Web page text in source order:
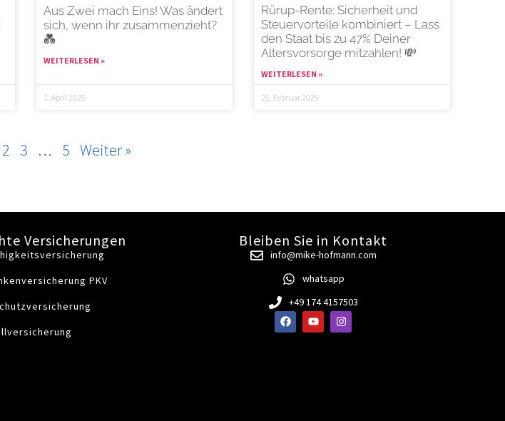
Aus Zwei mach Eins! Was ändert
sich, wenn ihr zusammenzieht?
💑
WEITERLESEN »
1. April 2025
Rürup-Rente: Sicherheit und
Steuervorteile kombiniert – Lass
den Staat bis zu 47% Deiner
Altersvorsorge mitzahlen! 💸
WEITERLESEN »
25. Februar 2025
2 3 … 5 Weiter »
Versicherungen
PKV
Bleiben Sie in Kontakt
info@mike-hofmann.com
whatsapp
+49 174 4157503